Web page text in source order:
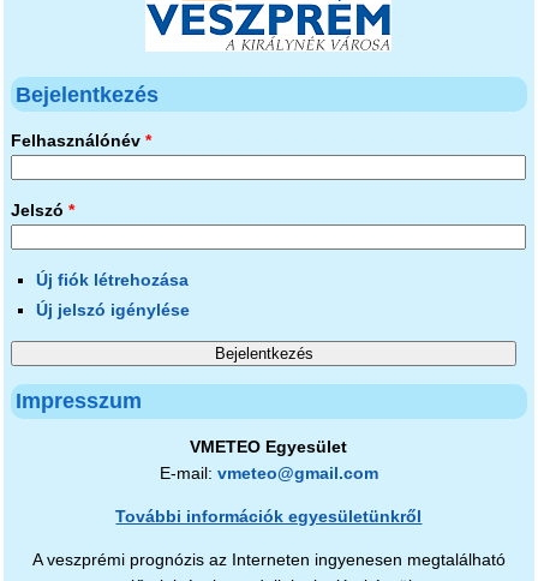
Bejelentkezés
Felhasználónév *
Jelszó *
Új fiók létrehozása
Új jelszó igénylése
Impresszum
VMETEO Egyesület
E-mail: vmeteo@gmail.com
További információk egyesületünkről
A veszprémi prognózis az Interneten ingyenesen megtalálható